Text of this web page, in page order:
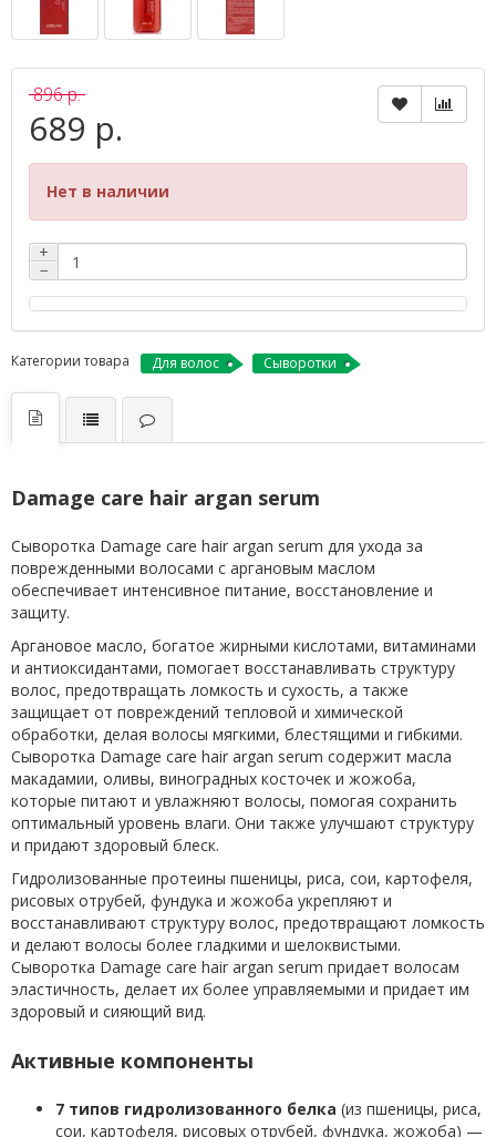
896 р.
689 р.
Нет в наличии
+
−
Категории товара Для волос Сыворотки
Damage care hair argan serum
Сыворотка Damage care hair argan serum для ухода за
поврежденными волосами с аргановым маслом
обеспечивает интенсивное питание, восстановление и
защиту.
Аргановое масло, богатое жирными кислотами, витаминами
и антиоксидантами, помогает восстанавливать структуру
волос, предотвращать ломкость и сухость, а также
защищает от повреждений тепловой и химической
обработки, делая волосы мягкими, блестящими и гибкими.
Сыворотка Damage care hair argan serum содержит масла
макадамии, оливы, виноградных косточек и жожоба,
которые питают и увлажняют волосы, помогая сохранить
оптимальный уровень влаги. Они также улучшают структуру
и придают здоровый блеск.
Гидролизованные протеины пшеницы, риса, сои, картофеля,
рисовых отрубей, фундука и жожоба укрепляют и
восстанавливают структуру волос, предотвращают ломкость
и делают волосы более гладкими и шелоквистыми.
Сыворотка Damage care hair argan serum придает волосам
эластичность, делает их более управляемыми и придает им
здоровый и сияющий вид.
Активные компоненты
7 типов гидролизованного белка (из пшеницы, риса,
сои, картофеля, рисовых отрубей, фундука, жожоба) —